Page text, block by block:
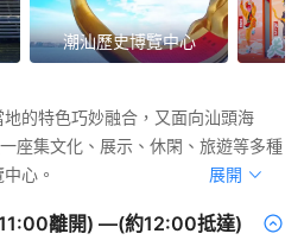
潮汕歷史博覽中心
的特色巧妙融合，又面向汕頭海
座集文化、展示、休閑、旅遊等多種
心。
展開
離開) —(約12:00抵達)